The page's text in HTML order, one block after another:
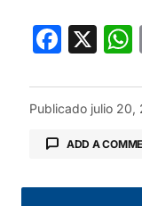
X
Publicado julio 20,
ADD A